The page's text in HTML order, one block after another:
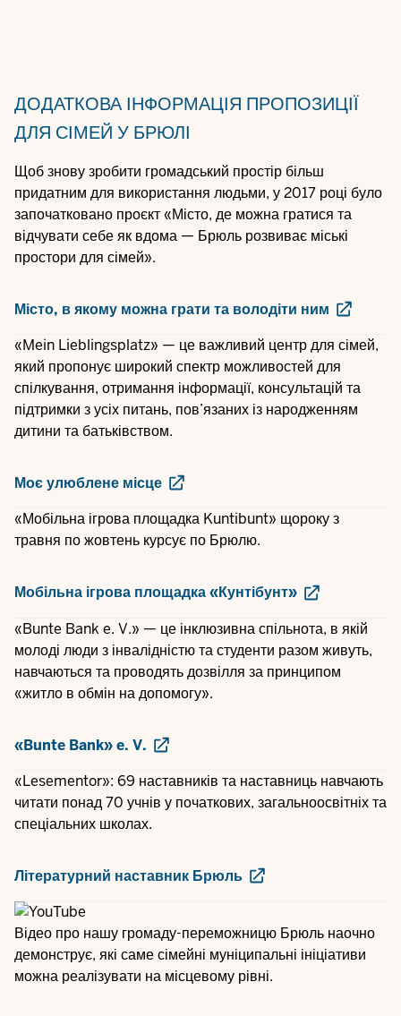
ДОДАТКОВА ІНФОРМАЦІЯ ПРОПОЗИЦІЇ
ДЛЯ СІМЕЙ У БРЮЛІ
Щоб знову зробити громадський простір більш
придатним для використання людьми, у 2017 році було
започатковано проєкт «Місто, де можна гратися та
відчувати себе як вдома — Брюль розвиває міські
простори для сімей».
Місто, в якому можна грати та володіти ним
«Mein Lieblingsplatz» — це важливий центр для сімей,
який пропонує широкий спектр можливостей для
спілкування, отримання інформації, консультацій та
підтримки з усіх питань, пов’язаних із народженням
дитини та батьківством.
Моє улюблене місце
«Мобільна ігрова площадка Kuntibunt» щороку з
травня по жовтень курсує по Брюлю.
Мобільна ігрова площадка «Кунтібунт»
«Bunte Bank e. V.» — це інклюзивна спільнота, в якій
молоді люди з інвалідністю та студенти разом живуть,
навчаються та проводять дозвілля за принципом
«житло в обмін на допомогу».
«Bunte Bank» e. V.
«Lesementor»: 69 наставників та наставниць навчають
читати понад 70 учнів у початкових, загальноосвітніх та
спеціальних школах.
Літературний наставник Брюль
Відео про нашу громаду-переможницю Брюль наочно
демонструє, які саме сімейні муніципальні ініціативи
можна реалізувати на місцевому рівні.